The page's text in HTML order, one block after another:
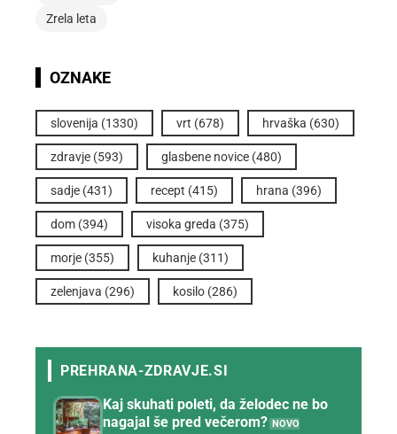
Zrela leta
OZNAKE
slovenija (1330) vrt (678) hrvaška (630)
zdravje (593) glasbene novice (480)
sadje (431) recept (415) hrana (396)
dom (394) visoka greda (375)
morje (355) kuhanje (311)
zelenjava (296) kosilo (286)
Kaj skuhati poleti, da želodec ne bo
nagajal še pred večerom?